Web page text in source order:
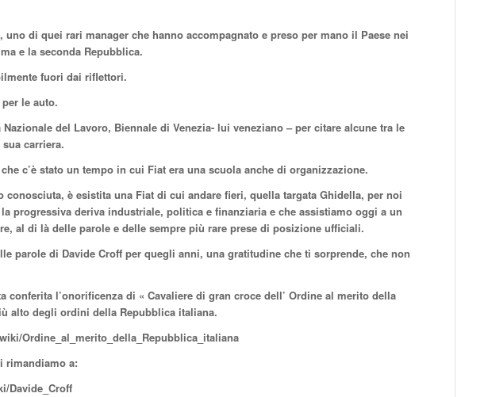
uno di quei rari manager che hanno accompagnato e preso per mano il Paese nei
e la seconda Repubblica.
fuori dai riflettori.
le auto.
Nazionale del Lavoro, Biennale di Venezia- lui veneziano – per citare alcune tra le
carriera.
c’è stato un tempo in cui Fiat era una scuola anche di organizzazione.
conosciuta, è esistita una Fiat di cui andare fieri, quella targata Ghidella, per noi
progressiva deriva industriale, politica e finanziaria e che assistiamo oggi a un
al di là delle parole e delle sempre più rare prese di posizione ufficiali.
parole di Davide Croff per quegli anni, una gratitudine che ti sorprende, che non
conferita l’onorificenza di « Cavaliere di gran croce dell’ Ordine al merito della
alto degli ordini della Repubblica italiana.
Ordine_al_merito_della_Repubblica_italiana
rimandiamo a:
Davide_Croff